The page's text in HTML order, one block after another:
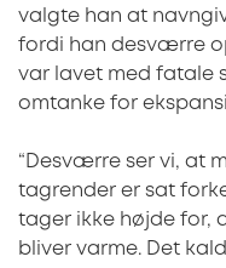
valgte han at
fordi han desværre
var lavet med fatale
omtanke for
“Desværre ser vi, at
tagrender er sat
tager ikke højde for,
bliver varme. Det